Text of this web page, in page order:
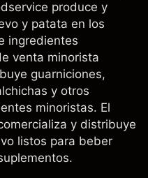
produce y
y patata en los
ingredientes
venta minorista
guarniciones,
y otros
minoristas. El
y distribuye
listos para beber